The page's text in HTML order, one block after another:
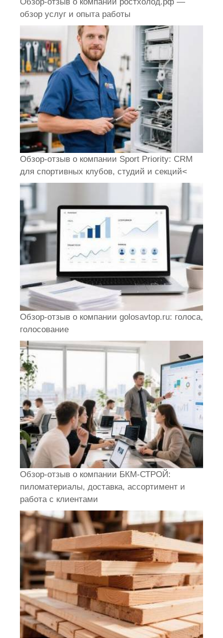
обзор услуг и опыта работы
Обзор-отзыв о компании Sport Priority: CRM
для спортивных клубов, студий и секций<
Обзор-отзыв о компании golosavtop.ru: голоса,
голосование
Обзор-отзыв о компании БКМ-СТРОЙ:
пиломатериалы, доставка, ассортимент и
работа с клиентами